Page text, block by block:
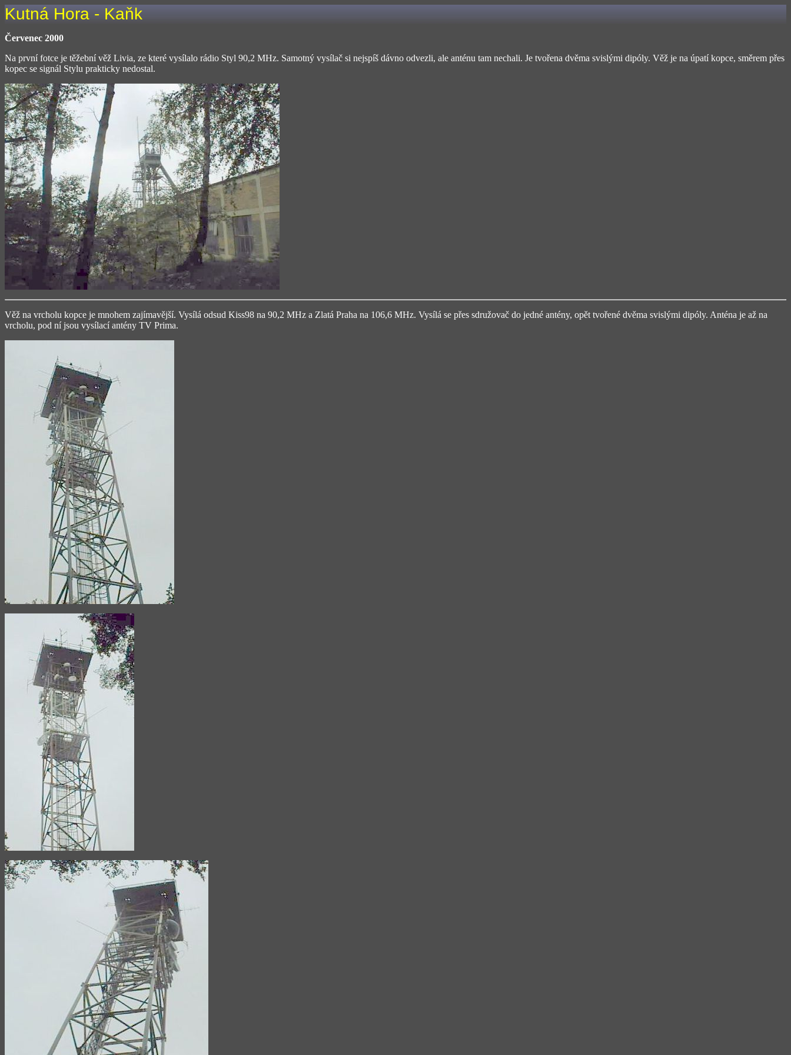
Kutná Hora - Kaňk
Červenec 2000
Na první fotce je těžební věž Livia, ze které vysílalo rádio Styl 90,2 MHz. Samotný vysílač si nejspíš dávno odvezli, ale anténu tam nechali. Je tvořena dvěma svislými dipóly. Věž je na úpatí kopce, směrem přes
kopec se signál Stylu prakticky nedostal.
Věž na vrcholu kopce je mnohem zajímavější. Vysílá odsud Kiss98 na 90,2 MHz a Zlatá Praha na 106,6 MHz. Vysílá se přes sdružovač do jedné antény, opět tvořené dvěma svislými dipóly. Anténa je až na
vrcholu, pod ní jsou vysílací antény TV Prima.